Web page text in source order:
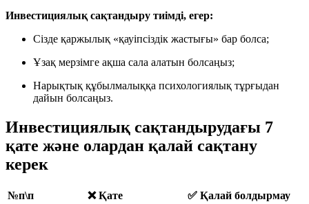
Инвестициялық сақтандыру тиімді, егер:
Сізде қаржылық «қауіпсіздік жастығы» бар болса;
Ұзақ мерзімге ақша сала алатын болсаңыз;
Нарықтық құбылмалыққа психологиялық тұрғыдан
дайын болсаңыз.
Инвестициялық сақтандырудағы 7
қате және олардан қалай сақтану
керек
№п\п ❌ Қате ✅ Қалай болдырмау